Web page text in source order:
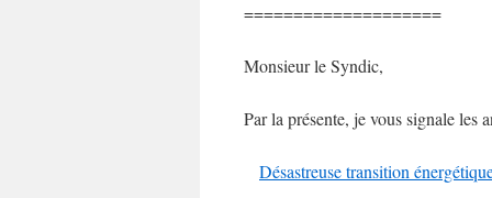
====================
Monsieur le Syndic,
Par la présente, je vous signale les
Désastreuse transition